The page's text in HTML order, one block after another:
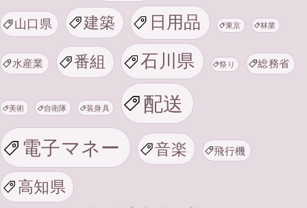
山口県 建築 日用品 東京 林業
水産業 番組 石川県 祭り 総務省
美術 自衛隊 装身具 配送
電子マネー 音楽 飛行機
高知県